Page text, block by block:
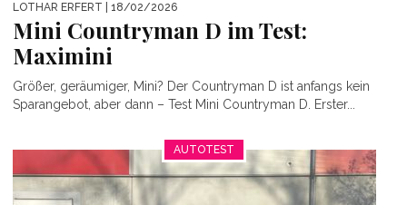
LOTHAR ERFERT | 18/02/2026
Mini Countryman D im Test:
Maximini
Größer, geräumiger, Mini? Der Countryman D ist anfangs kein
Sparangebot, aber dann – Test Mini Countryman D. Erster...
AUTOTEST